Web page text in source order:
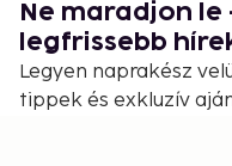
Ne maradjon
legfrissebb
Legyen naprakész
tippek és exkluzív